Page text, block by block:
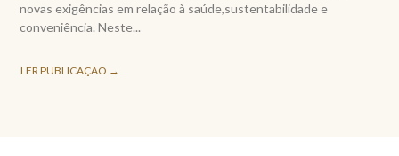
novas exigências em relação à saúde,sustentabilidade e
conveniência. Neste...
LER PUBLICAÇÃO →